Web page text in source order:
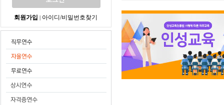
회원가입 아이디/비밀번호찾기